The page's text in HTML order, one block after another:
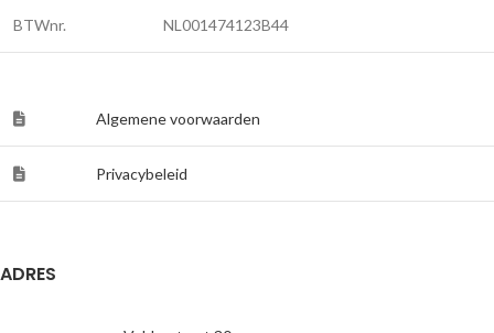
BTWnr. NL001474123B44
Algemene voorwaarden
Privacybeleid
ADRES